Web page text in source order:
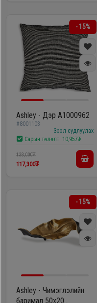
- 15%
Ashley - Дэр A1000962
#8001103
Зээл судлуулах
Сарын төлөлт: 10,957₮
138,000₮
117,300₮
- 15%
Ashley - Чимэглэлийн
баримал 50х20